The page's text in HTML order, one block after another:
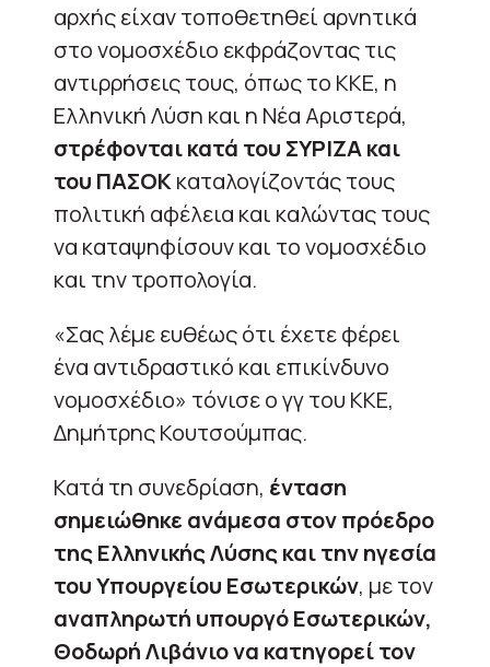
αρχής είχαν τοποθετηθεί αρνητικά
στο νομοσχέδιο εκφράζοντας τις
αντιρρήσεις τους, όπως το ΚΚΕ, η
Ελληνική Λύση και η Νέα Αριστερά,
στρέφονται κατά του ΣΥΡΙΖΑ και
του ΠΑΣΟΚκαταλογίζοντάς τους
πολιτική αφέλεια και καλώντας τους
να καταψηφίσουν και το νομοσχέδιο
και την τροπολογία.
«Σας λέμε ευθέως ότι έχετε φέρει
ένα αντιδραστικό και επικίνδυνο
νομοσχέδιο» τόνισε ο γγ του ΚΚΕ,
Δημήτρης Κουτσούμπας.
Κατά τη συνεδρίαση, ένταση
σημειώθηκε ανάμεσα στον πρόεδρο
της Ελληνικής Λύσης και την ηγεσία
του Υπουργείου Εσωτερικών, με τον
αναπληρωτή υπουργό Εσωτερικών,
Θοδωρή Λιβάνιο να κατηγορεί τον